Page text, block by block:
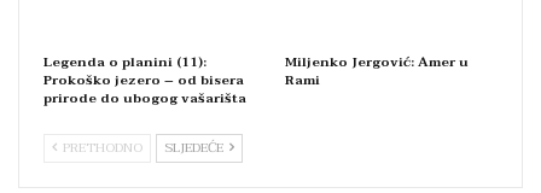
Legenda o planini (11):
Prokoško jezero – od bisera
prirode do ubogog vašarišta
Miljenko Jergović: Amer u
Rami
PRETHODNO SLJEDEĆE